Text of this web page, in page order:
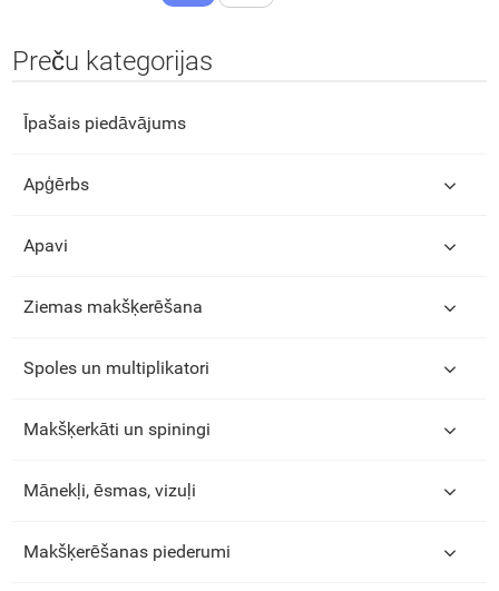
Preču kategorijas
Īpašais piedāvājums
Apģērbs
Apavi
Ziemas makšķerēšana
Spoles un multiplikatori
Makšķerkāti un spiningi
Mānekļi, ēsmas, vizuļi
Makšķerēšanas piederumi